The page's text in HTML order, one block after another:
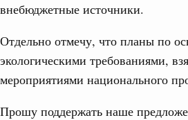
внебюджетные источники.
Отдельно отмечу, что планы по
экологическими требованиями,
мероприятиями национального
Прошу поддержать наше